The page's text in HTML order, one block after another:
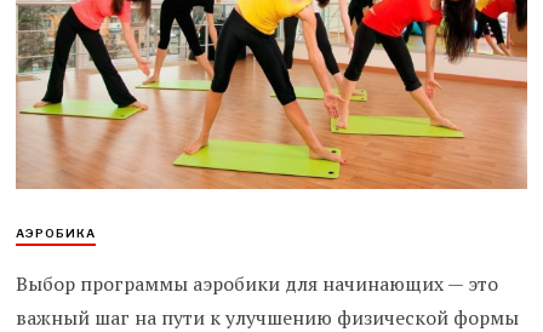
АЭРОБИКА
Выбор программы аэробики для начинающих — это
важный шаг на пути к улучшению физической формы